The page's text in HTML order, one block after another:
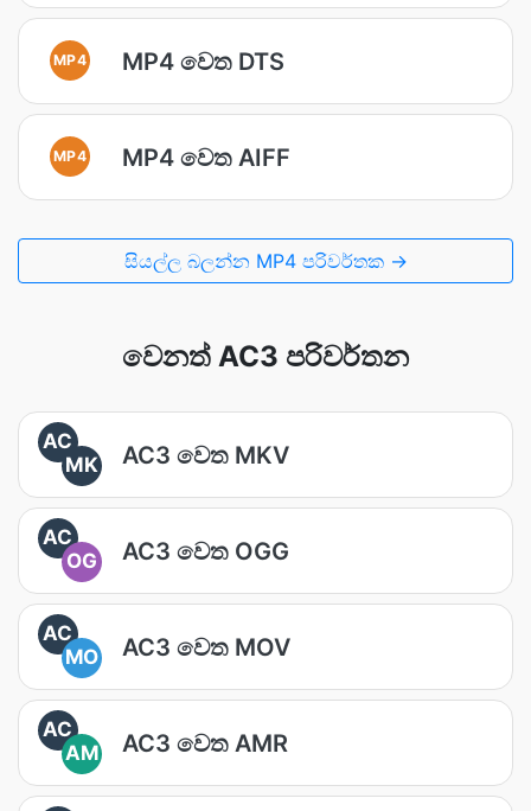
MP4 MP4 වෙත DTS
MP4 MP4 වෙත AIFF
සියල්ල බලන්න MP4 පරිවර්තක →
වෙනත් AC3 පරිවර්තන
AC
MK
AC3 වෙත MKV
AC
OG
AC3 වෙත OGG
AC
MO
AC3 වෙත MOV
AC
AM
AC3 වෙත AMR